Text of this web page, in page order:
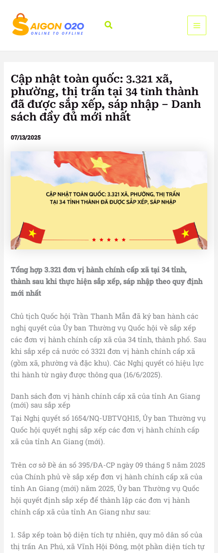
Tìm
Cập nhật toàn quốc: 3.321 xã,
phường, thị trấn tại 34 tỉnh thành
đã được sắp xếp, sáp nhập – Danh
sách đầy đủ mới nhất
07/13/2025
Tổng hợp 3.321 đơn vị hành chính cấp xã tại 34 tỉnh,
thành sau khi thực hiện sắp xếp, sáp nhập theo quy định
mới nhất
Chủ tịch Quốc hội Trần Thanh Mẫn đã ký ban hành các
nghị quyết của Ủy ban Thường vụ Quốc hội về sắp xếp
các đơn vị hành chính cấp xã của 34 tỉnh, thành phố. Sau
khi sắp xếp cả nước có 3321 đơn vị hành chính cấp xã
(gồm xã, phường và đặc khu). Các Nghị quyết có hiệu lực
thi hành từ ngày được thông qua (16/6/2025).
Danh sách đơn vị hành chính cấp xã của tỉnh An Giang
(mới) sau sắp xếp
Tại Nghị quyết số 1654/NQ-UBTVQH15, Ủy ban Thường vụ
Quốc hội quyết nghị sắp xếp các đơn vị hành chính cấp
xã của tỉnh An Giang (mới).
Trên cơ sở Đề án số 395/ĐA-CP ngày 09 tháng 5 năm 2025
của Chính phủ về sắp xếp đơn vị hành chính cấp xã của
tỉnh An Giang (mới) năm 2025, Ủy ban Thường vụ Quốc
hội quyết định sắp xếp để thành lập các đơn vị hành
chính cấp xã của tỉnh An Giang như sau:
1. Sắp xếp toàn bộ diện tích tự nhiên, quy mô dân số của
thị trấn An Phú, xã Vĩnh Hội Đông, một phần diện tích tự